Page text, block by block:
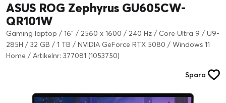
ASUS ROG Zephyrus GU605CW-
QR101W
Gaming laptop / 16" / 2560 x 1600 / 240 Hz / Core Ultra 9 / U9-
285H / 32 GB / 1 TB / NVIDIA GeForce RTX 5080 / Windows 11
Home / Artikelnr: 377081 (1053750)
Spara